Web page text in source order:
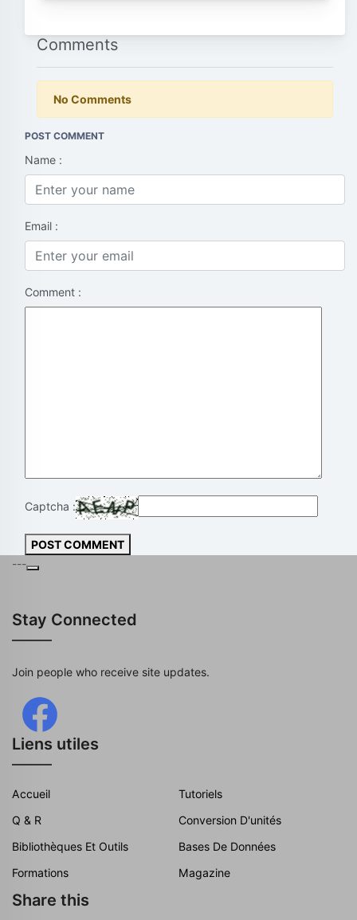
Comments
No Comments
POST COMMENT
Name :
Email :
Comment :
Captcha :
POST COMMENT
---
Stay Connected
Join people who receive site updates.
Liens utiles
Accueil
Tutoriels
Q & R
Conversion D'unités
Bibliothèques Et Outils
Bases De Données
Formations
Magazine
Share this